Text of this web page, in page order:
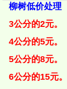
柳树低价处理
3公分的2元。
4公分的5元。
5公分的8元。
6公分的15元。